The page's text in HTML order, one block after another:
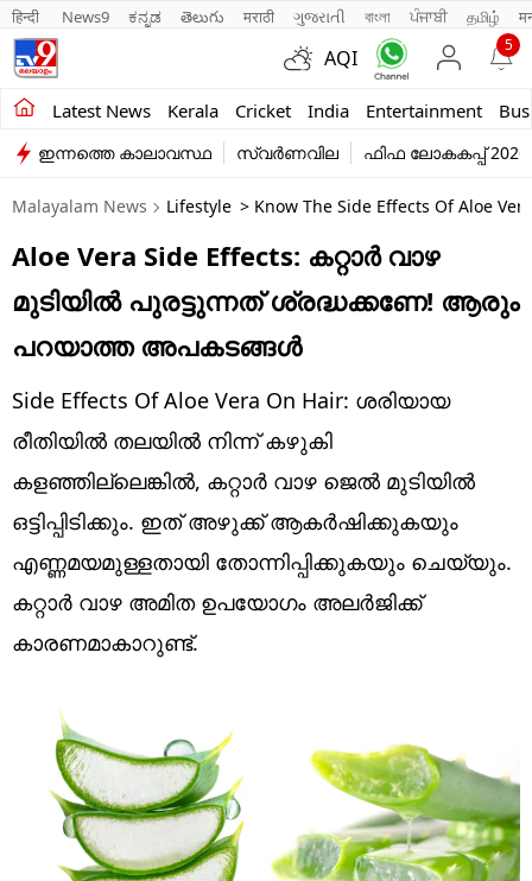
हिन्दी News9 ಕನ್ನಡ తెలుగు मराठी ગુજરાતી বাংলা ਪੰਜਾਬੀ தமிழ்
AQI
5
Latest News Kerala Cricket India Entertainment
Kerala
India
Entertainment
Business
Education
Lifestyle
world
Technology
Religion
Web Story
Photo
Short Videos
ഇന്നത്തെ കാലാവസ്ഥ സ്വർണവില ഫിഫ ലോകകപ്പ് 2026
Malayalam News Lifestyle > Know The Side Effects Of Aloe
Aloe Vera Side Effects: കറ്റാർ വാഴ
മുടിയിൽ പുരട്ടുന്നത് ശ്രദ്ധക്കണേ! ആരും
പറയാത്ത അപകടങ്ങൾ
Side Effects Of Aloe Vera On Hair: ശരിയായ
രീതിയിൽ തലയിൽ നിന്ന് കഴുകി
കളഞ്ഞില്ലെങ്കിൽ, കറ്റാർ വാഴ ജെൽ മുടിയിൽ
ഒട്ടിപ്പിടിക്കും. ഇത് അഴുക്ക് ആകർഷിക്കുകയും
എണ്ണമയമുള്ളതായി തോന്നിപ്പിക്കുകയും ചെയ്യും.
കറ്റാർ വാഴ അമിത ഉപയോ​ഗം അലർജിക്ക്
കാരണമാകാറുണ്ട്.